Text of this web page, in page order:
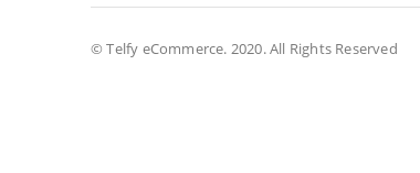
© Telfy eCommerce. 2020. All Rights Reserved